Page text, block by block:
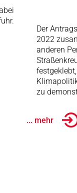
Der
2022
anderen
zu
... mehr